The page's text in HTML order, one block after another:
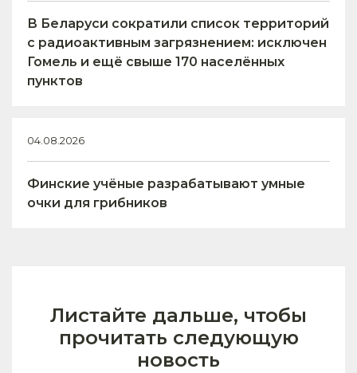
В Беларуси сократили список территорий
с радиоактивным загрязнением: исключен
Гомель и ещё свыше 170 населённых
пунктов
04.08.2026
Финские учёные разрабатывают умные
очки для грибников
Листайте дальше, чтобы
прочитать следующую
новость